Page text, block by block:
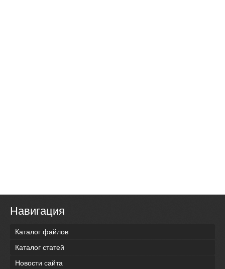
Навигация
Каталог файлов
Каталог статей
Новости сайта